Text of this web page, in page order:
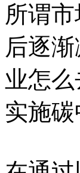
所谓
后逐
业怎
实施